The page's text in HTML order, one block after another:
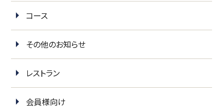
コース
その他のお知らせ
レストラン
会員様向け